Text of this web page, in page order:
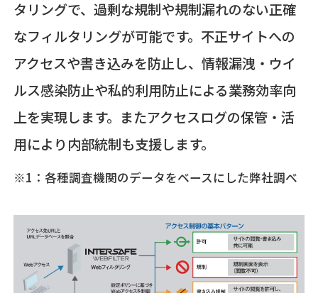
タリングで、過剰な規制や規制漏れのない正確
なフィルタリングが可能です。不正サイトへの
アクセスや書き込みを防止し、情報漏洩・ウイ
ルス感染防止や私的利用防止による業務効率向
上を実現します。またアクセスログの保管・活
用により内部統制も支援します。
※1：各種調査機関のデータをベースにした弊社調べ